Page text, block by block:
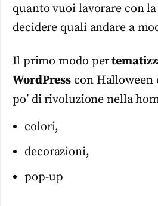
quanto vuoi lavorare con
decidere quali andare a
Il primo modo per
WordPress con Halloween
po’ di rivoluzione nella
colori,
decorazioni,
pop-up